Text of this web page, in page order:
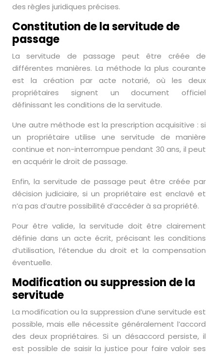
des règles juridiques précises.
Constitution de la servitude de
passage
La servitude de passage peut être créée de
différentes manières. La méthode la plus courante
est la création par acte notarié, où les deux
propriétaires signent un document officiel
définissant les conditions de la servitude.
Une autre méthode est la prescription acquisitive : si
un propriétaire utilise une servitude de manière
continue et non-interrompue pendant 30 ans, il peut
en acquérir le droit de passage.
Enfin, la servitude de passage peut être créée par
décision judiciaire, si un propriétaire est enclavé et
n’a pas d’autre possibilité d’accéder à sa propriété.
Pour être valide, la servitude doit être clairement
définie dans un acte écrit, précisant les conditions
d’utilisation, l’étendue du droit et la compensation
éventuelle.
Modification ou suppression de la
servitude
La modification ou la suppression d’une servitude est
possible, mais elle nécessite généralement l’accord
des deux propriétaires. Si un désaccord persiste, il
est possible de saisir la justice pour faire valoir ses